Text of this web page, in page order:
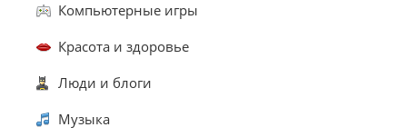
Компьютерные игры
Красота и здоровье
Люди и блоги
Музыка